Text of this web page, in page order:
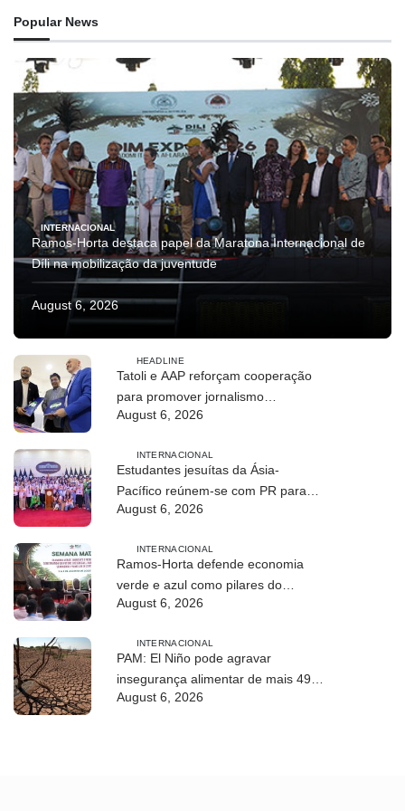
Popular News
INTERNACIONAL
Ramos-Horta destaca papel da Maratona Internacional de
Díli na mobilização da juventude
August 6, 2026
HEADLINE
Tatoli e AAP reforçam cooperação
para promover jornalismo
profissional em Timor-Leste
August 6, 2026
INTERNACIONAL
Estudantes jesuítas da Ásia-
Pacífico reúnem-se com PR para
conhecer processo de paz no país
August 6, 2026
INTERNACIONAL
Ramos-Horta defende economia
verde e azul como pilares do
desenvolvimento sustentável de
August 6, 2026
INTERNACIONAL
PAM: El Niño pode agravar
insegurança alimentar de mais 49
milhões de pessoas até 2027
August 6, 2026